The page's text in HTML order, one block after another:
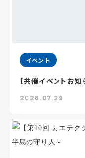
イベント
【共催イベントお
2026.07.29